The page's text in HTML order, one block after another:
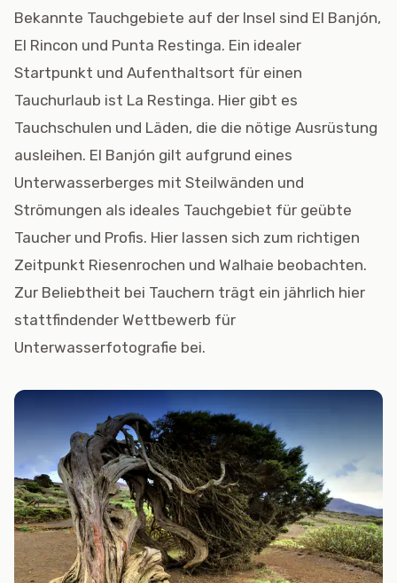
Bekannte Tauchgebiete auf der Insel sind El Banjón,
El Rincon und Punta Restinga. Ein idealer
Startpunkt und Aufenthaltsort für einen
Tauchurlaub ist La Restinga. Hier gibt es
Tauchschulen und Läden, die die nötige Ausrüstung
ausleihen. El Banjón gilt aufgrund eines
Unterwasserberges mit Steilwänden und
Strömungen als ideales Tauchgebiet für geübte
Taucher und Profis. Hier lassen sich zum richtigen
Zeitpunkt Riesenrochen und Walhaie beobachten.
Zur Beliebtheit bei Tauchern trägt ein jährlich hier
stattfindender Wettbewerb für
Unterwasserfotografie bei.